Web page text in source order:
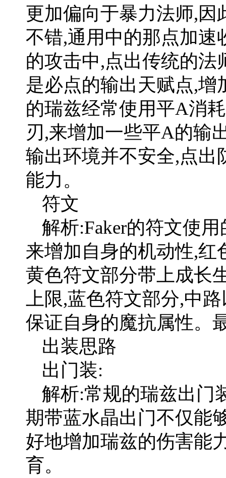
更加偏向于暴力法师,因
不错,通用中的那点加速
的攻击中,点出传统的
是必点的输出天赋点,
的瑞兹经常使用平A消
刃,来增加一些平A的输
输出环境并不安全,点出
能力。
符文
解析:Faker的符文使
来增加自身的机动性,红
黄色符文部分带上成长
上限,蓝色符文部分,中
保证自身的魔抗属性。
出装思路
出门装:
解析:常规的瑞兹出门
期带蓝水晶出门不仅能
好地增加瑞兹的伤害能
育。